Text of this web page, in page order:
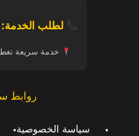
لطلب الخدمة:
خدمة سريعة
روابط
سياسة الخصوصية